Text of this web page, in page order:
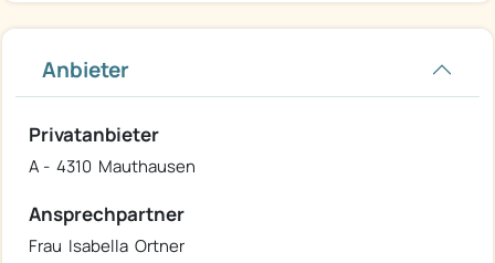
Anbieter
Privatanbieter
A - 4310 Mauthausen
Ansprechpartner
Frau Isabella Ortner